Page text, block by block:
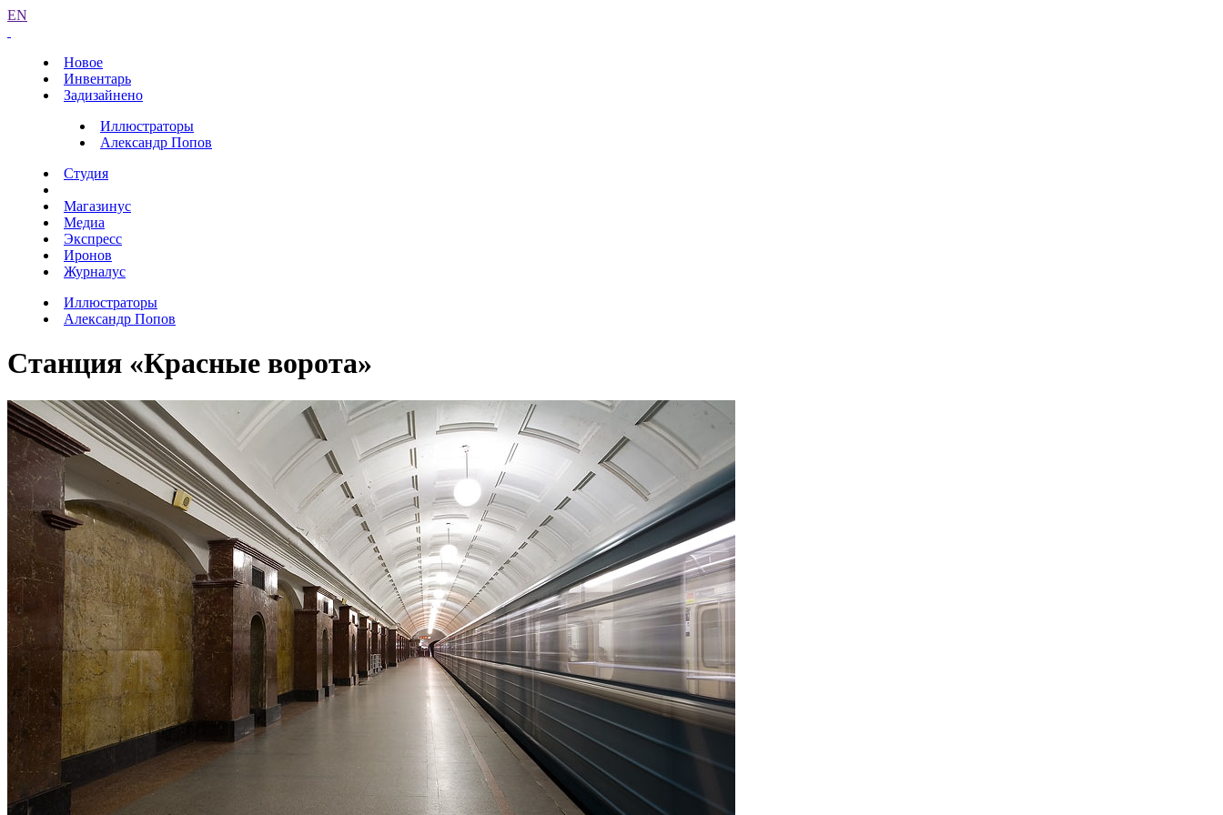
EN
Новое
Инвентарь
Задизайнено
Иллюстраторы
Александр Попов
Студия
Магазинус
Медиа
Экспресс
Иронов
Журналус
Иллюстраторы
Александр Попов
Станция «Красные ворота»